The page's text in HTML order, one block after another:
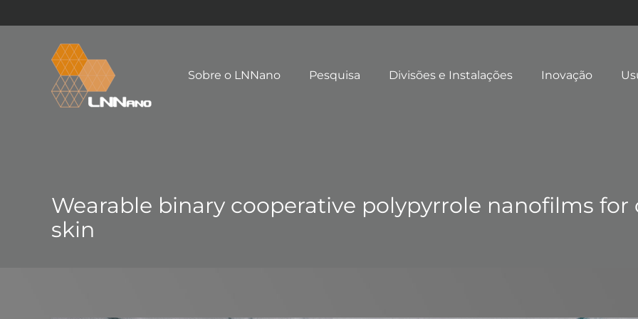
Sobre o LNNano Pesquisa Divisões e Instalações Inovação
Wearable binary cooperative polypyrrole nanofilms
skin